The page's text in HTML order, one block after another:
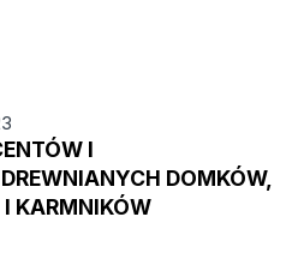
I
DOMKÓW,
I KARMNIKÓW